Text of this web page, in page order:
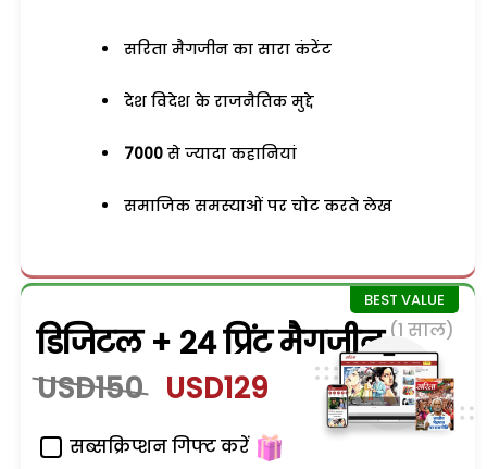
सरिता मैगजीन का सारा कंटेंट
देश विदेश के राजनैतिक मुद्दे
7000 से ज्यादा कहानियां
समाजिक समस्याओं पर चोट करते लेख
डिजिटल + 24 प्रिंट मैगजीन (1 साल)
USD150 USD129
सब्सक्रिप्शन गिफ्ट करें